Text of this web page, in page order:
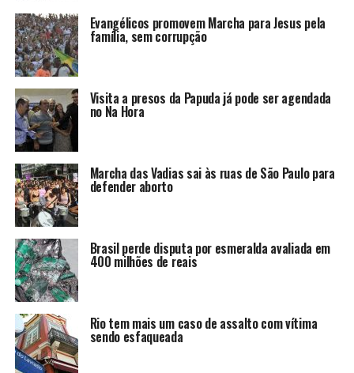
Evangélicos promovem Marcha para Jesus pela
família, sem corrupção
Visita a presos da Papuda já pode ser agendada
no Na Hora
Marcha das Vadias sai às ruas de São Paulo para
defender aborto
Brasil perde disputa por esmeralda avaliada em
400 milhões de reais
Rio tem mais um caso de assalto com vítima
sendo esfaqueada